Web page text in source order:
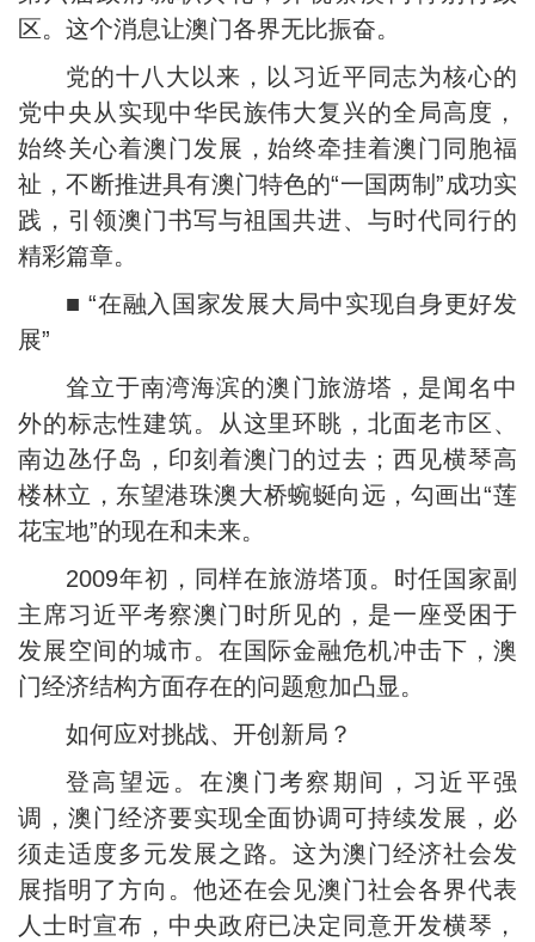
区。这个消息让澳门各界无比振奋。
党的十八大以来，以习近平同志为核心的
党中央从实现中华民族伟大复兴的全局高度，
始终关心着澳门发展，始终牵挂着澳门同胞福
祉，不断推进具有澳门特色的“一国两制”成功实
践，引领澳门书写与祖国共进、与时代同行的
精彩篇章。
■ “在融入国家发展大局中实现自身更好发
展”
耸立于南湾海滨的澳门旅游塔，是闻名中
外的标志性建筑。从这里环眺，北面老市区、
南边氹仔岛，印刻着澳门的过去；西见横琴高
楼林立，东望港珠澳大桥蜿蜒向远，勾画出“莲
花宝地”的现在和未来。
2009年初，同样在旅游塔顶。时任国家副
主席习近平考察澳门时所见的，是一座受困于
发展空间的城市。在国际金融危机冲击下，澳
门经济结构方面存在的问题愈加凸显。
如何应对挑战、开创新局？
登高望远。在澳门考察期间，习近平强
调，澳门经济要实现全面协调可持续发展，必
须走适度多元发展之路。这为澳门经济社会发
展指明了方向。他还在会见澳门社会各界代表
人士时宣布，中央政府已决定同意开发横琴，